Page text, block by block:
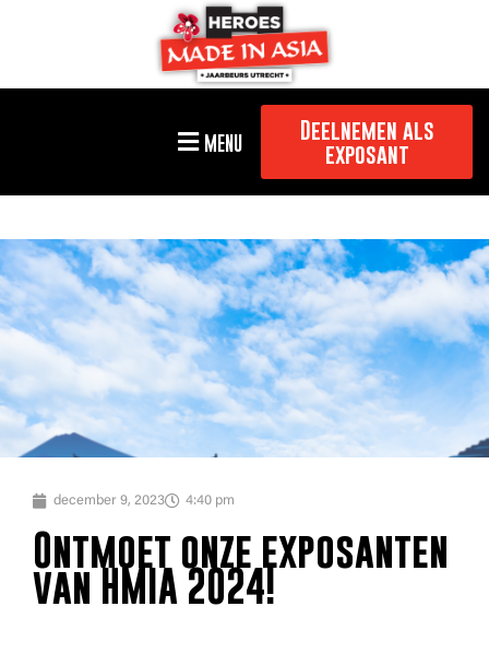
MENU
Deelnemen als
exposant
december 9, 2023 4:40 pm
Ontmoet onze exposanten
van HMIA 2024!